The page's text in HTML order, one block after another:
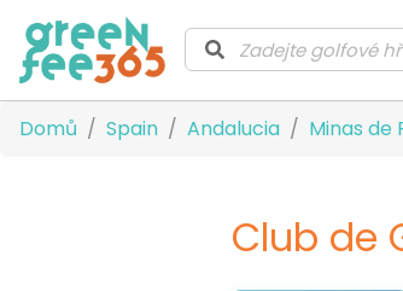
Domů Spain Andalucia Minas de
Club de